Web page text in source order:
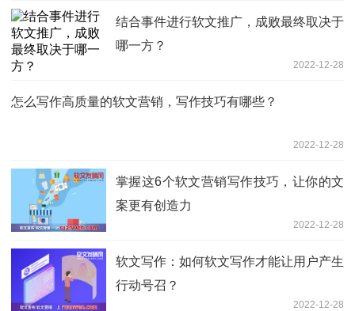
结合事件进行软文推广，成败最终取决于
哪一方？
2022-12-28
怎么写作高质量的软文营销，写作技巧有哪些？
2022-12-28
掌握这6个软文营销写作技巧，让你的文
案更有创造力
2022-12-28
软文写作：如何软文写作才能让用户产生
行动号召？
2022-12-28